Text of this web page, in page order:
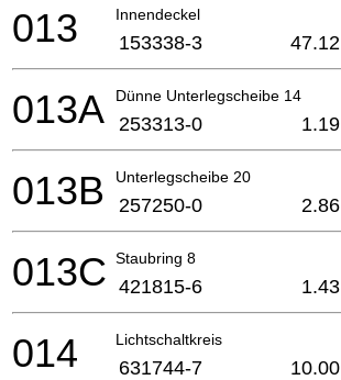
Innendeckel
013 153338-3 47.12
Dünne Unterlegscheibe 14
013A 253313-0 1.19
Unterlegscheibe 20
013B 257250-0 2.86
Staubring 8
013C 421815-6 1.43
Lichtschaltkreis
014 631744-7 10.00